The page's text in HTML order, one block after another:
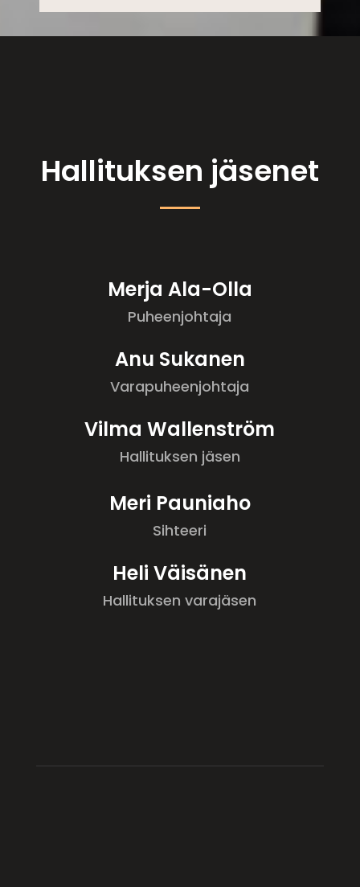
Hallituksen jäsenet
Merja Ala-Olla
Puheenjohtaja
Anu Sukanen
Varapuheenjohtaja
Vilma Wallenström
Hallituksen jäsen
Meri Pauniaho
Sihteeri
Heli Väisänen
Hallituksen varajäsen